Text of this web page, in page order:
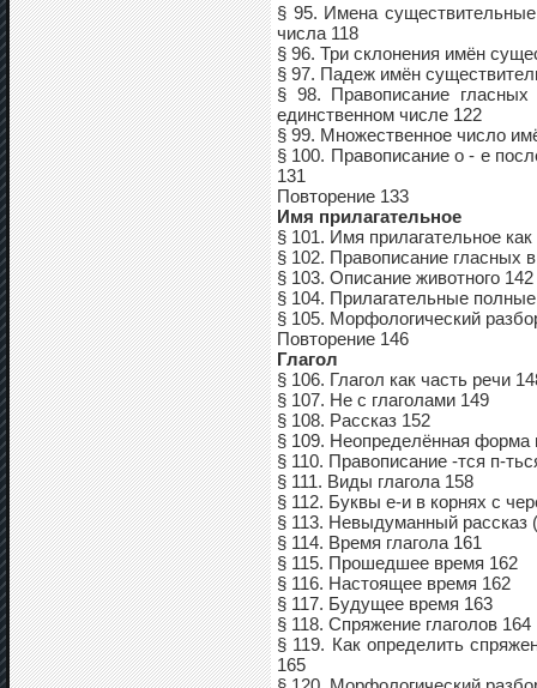
§ 95. Имена
числа 118
§ 96. Три склонения имён
§ 97. Падеж имён
§ 98. Правописание
единственном числе 122
§ 99. Множественное число
§ 100. Правописание о - е
131
Повторение 133
Имя прилагательное
§ 101. Имя прилагательное
§ 102. Правописание гласных
§ 103. Описание животного 142
§ 104. Прилагательные полные
§ 105. Морфологический
Повторение 146
Глагол
§ 106. Глагол как часть речи
§ 107. Не с глаголами 149
§ 108. Рассказ 152
§ 109. Неопределённая форма
§ 110. Правописание -тся п-
§ 111. Виды глагола 158
§ 112. Буквы е-и в корнях с
§ 113. Невыдуманный рассказ
§ 114. Время глагола 161
§ 115. Прошедшее время 162
§ 116. Настоящее время 162
§ 117. Будущее время 163
§ 118. Спряжение глаголов 164
§ 119. Как определить
165